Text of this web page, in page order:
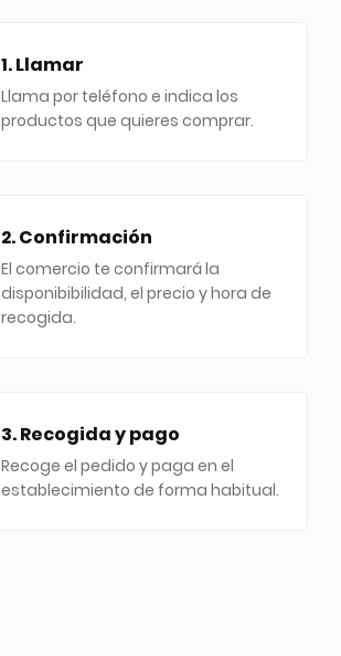
1. Llamar
Llama por teléfono e indica los
productos que quieres comprar.
2. Confirmación
El comercio te confirmará la
disponibibilidad, el precio y hora de
recogida.
3. Recogida y pago
Recoge el pedido y paga en el
establecimiento de forma habitual.